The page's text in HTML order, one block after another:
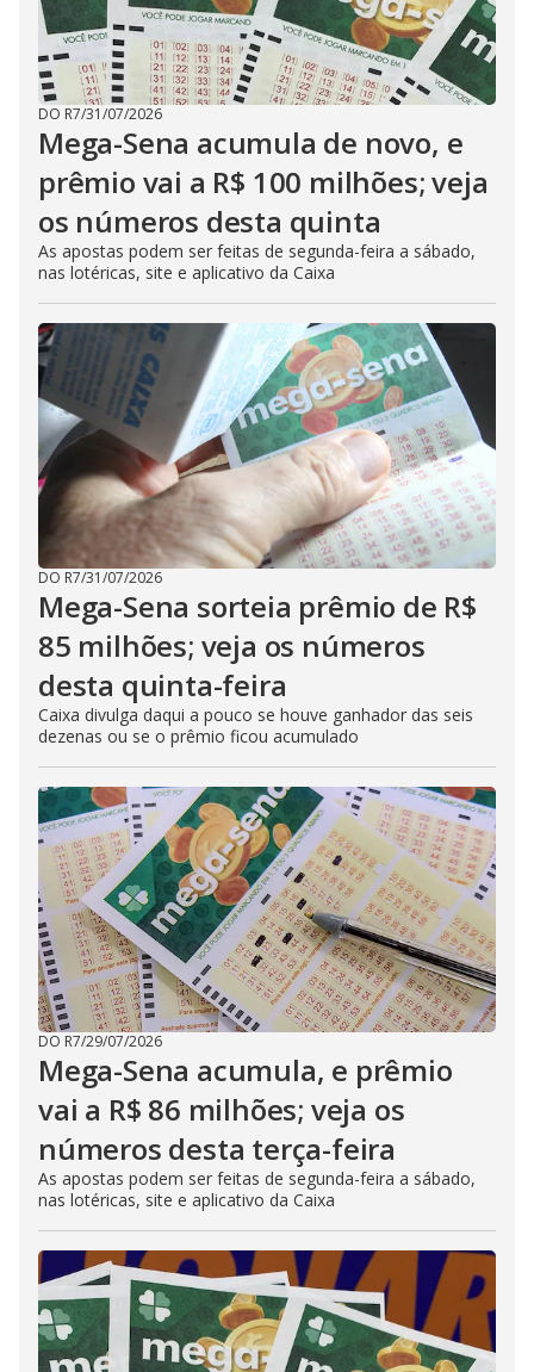
DO R7/31/07/2026
Mega-Sena acumula de novo, e
prêmio vai a R$ 100 milhões; veja
os números desta quinta
As apostas podem ser feitas de segunda-feira a sábado,
nas lotéricas, site e aplicativo da Caixa
DO R7/31/07/2026
Mega-Sena sorteia prêmio de R$
85 milhões; veja os números
desta quinta-feira
Caixa divulga daqui a pouco se houve ganhador das seis
dezenas ou se o prêmio ficou acumulado
DO R7/29/07/2026
Mega-Sena acumula, e prêmio
vai a R$ 86 milhões; veja os
números desta terça-feira
As apostas podem ser feitas de segunda-feira a sábado,
nas lotéricas, site e aplicativo da Caixa